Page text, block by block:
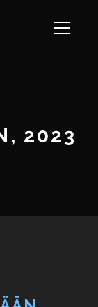
2023